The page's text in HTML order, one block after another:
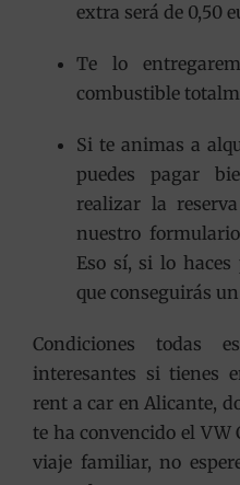
extra será de 0,50
Te lo
combustible
Si te animas a
puedes pagar
realizar la
nuestro
Eso sí, si lo
que conseguirás
Condiciones todas
interesantes si tienes
rent a car en Alicante,
te ha convencido el
viaje familiar, no